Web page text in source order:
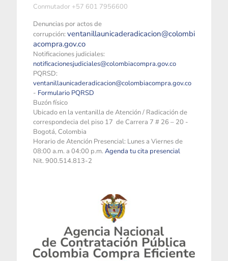
Conmutador +57 601 7956600
Denuncias por actos de
corrupción: ventanillaunicaderadicacion@colombi
acompra.gov.co
Notificaciones judiciales:
notificacionesjudiciales@colombiacompra.gov.co
PQRSD:
ventanillaunicaderadicacion@colombiacompra.gov.co
- Formulario PQRSD
Buzón físico
Ubicado en la ventanilla de Atención / Radicación de
correspondecia del piso 17 de Carrera 7 # 26 – 20 -
Bogotá, Colombia
Horario de Atención Presencial: Lunes a Viernes de
08:00 a.m. a 04:00 p.m. Agenda tu cita presencial
Nit. 900.514.813-2